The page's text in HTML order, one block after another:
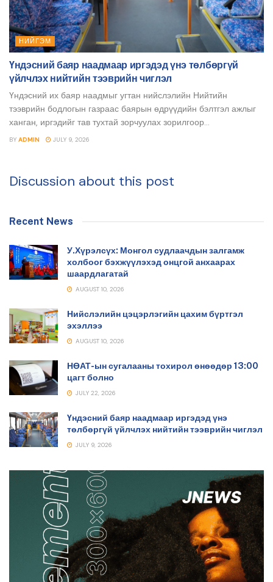
НИЙГЭМ
Үндэсний баяр наадмаар иргэдэд үнэ төлбөргүй
үйлчлэх нийтийн тээврийн чиглэл
Үндэсний их баяр наадмыг угтан нийслэлийн Нийтийн
тээврийн бодлогын газраас баярын өдрүүдийн бэлтгэл ажлыг
ханган, иргэдийг тав тухтай зорчуулах зорилгоор...
BY ADMIN JULY 9, 2026
Discussion about this post
Recent News
У.Хүрэлсүх: Монгол судлаачдын залгамж
холбоог бэхжүүлэхэд онцгой анхаарах
шаардлагатай
AUGUST 10, 2026
Нийслэлийн цэцэрлэгийн цахим бүртгэл
эхэллээ
AUGUST 10, 2026
НӨАТ-ын сугалааны тохирол өнөөдөр 13:00
цагт болно
JULY 22, 2026
Үндэсний баяр наадмаар иргэдэд үнэ
төлбөргүй үйлчлэх нийтийн тээврийн чиглэл
JULY 9, 2026